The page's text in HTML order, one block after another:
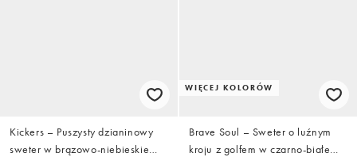
Kickers – Puszysty dzianinowy
sweter w brązowo-niebieskie
WIĘCEJ KOLORÓW
Brave Soul – Sweter o luźnym
kroju z golfem w czarno-białe